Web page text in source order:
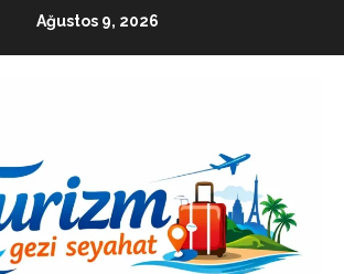
Ağustos 9, 2026